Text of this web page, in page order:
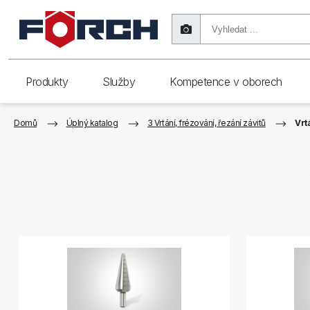
Produkty Služby Kompetence v oborech
Domů Úplný katalog 3 Vrtání, frézování, řezání závitů